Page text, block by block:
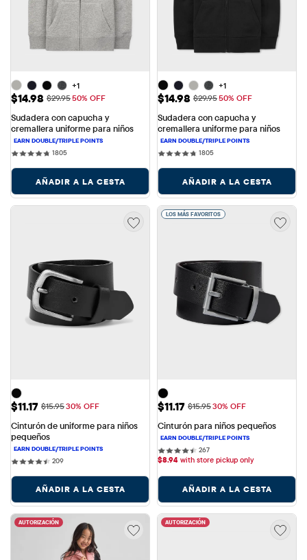
Precio de venta: $14.98
$14.98 Precio original: $29.95
$29.95 50% OFF
Sudadera con capucha y
cremallera uniforme para niños
18051805 reviews
AÑADIR A LA CESTA
Precio de venta: $14.98
$14.98 Precio original: $29.95
$29.95 50% OFF
Sudadera con capucha y
cremallera uniforme para niños
18051805 reviews
AÑADIR A LA CESTA
Precio de venta: $11.17
$11.17
Cinturón de uniforme para niños
pequeños
209209 reviews
AÑADIR A LA CESTA
LOS MÁS FAVORITOS
Precio de venta: $11.17
$11.17
Cinturón para niños pequeños
267267 reviews
$ 8.94 with store pickup only
AÑADIR A LA CESTA
AUTORIZACIÓN AUTORIZACIÓN